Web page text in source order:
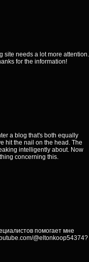
site needs a lot more attention.
for the information!
a blog that's both equally
hit the nail on the head. The
intelligently about. Now
concerning this.
помогает мне
@eltonkoop54374?